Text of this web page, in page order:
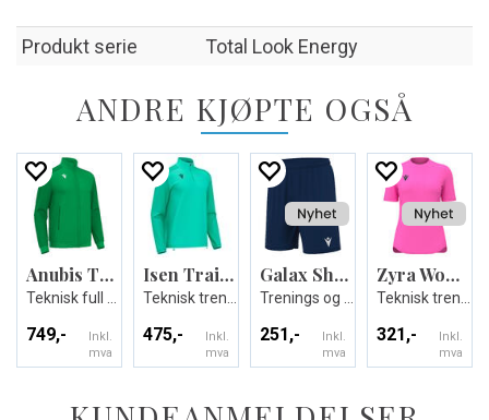
Produkt serie Total Look Energy
ANDRE KJØPTE OGSÅ
Anubis Travel Full Zip Top
749,-
Inkl.
mva
Isen Training 1/4 Zip Top
475,-
Inkl.
mva
Galax Shorts
251,-
Inkl.
mva
Zyra Womans shirt
321,-
Inkl.
mva